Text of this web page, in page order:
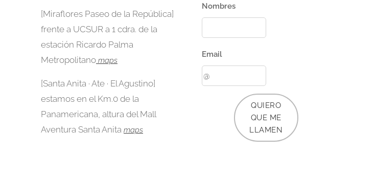
[Miraflores Paseo de la República]
frente a UCSUR a 1 cdra. de la
estación Ricardo Palma
Metropolitano maps
[Santa Anita · Ate · El Agustino]
estamos en el Km.0 de la
Panamericana, altura del Mall
Aventura Santa Anita maps
Nombres
Email
QUIERO
QUE ME
LLAMEN